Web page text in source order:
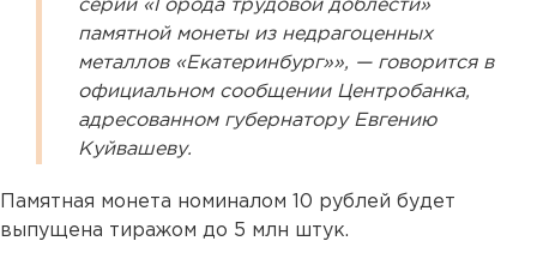
серии «Города трудовой доблести»
памятной монеты из недрагоценных
металлов «Екатеринбург»», — говорится в
официальном сообщении Центробанка,
адресованном губернатору Евгению
Куйвашеву.
Памятная монета номиналом 10 рублей будет
выпущена тиражом до 5 млн штук.